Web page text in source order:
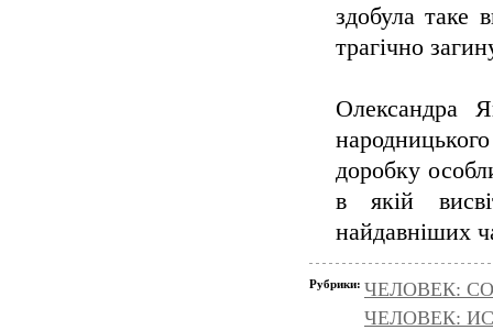
здобула таке
трагічно
Олександра
доробку
в якій
найдавніших
Рубрики: ЧЕЛОВЕК:
ЧЕЛОВЕК: